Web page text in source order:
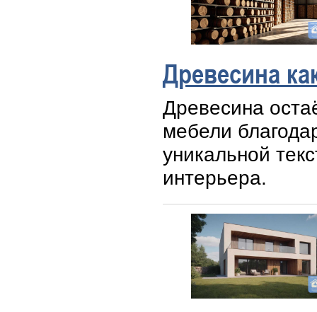
Древесина
Древесина
мебели
уникальной
интерьера.